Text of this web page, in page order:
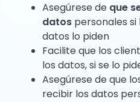
Asegúrese de que
datos personales
datos lo piden
Facilite que los
los datos, si se lo
Asegúrese de que
recibir los datos